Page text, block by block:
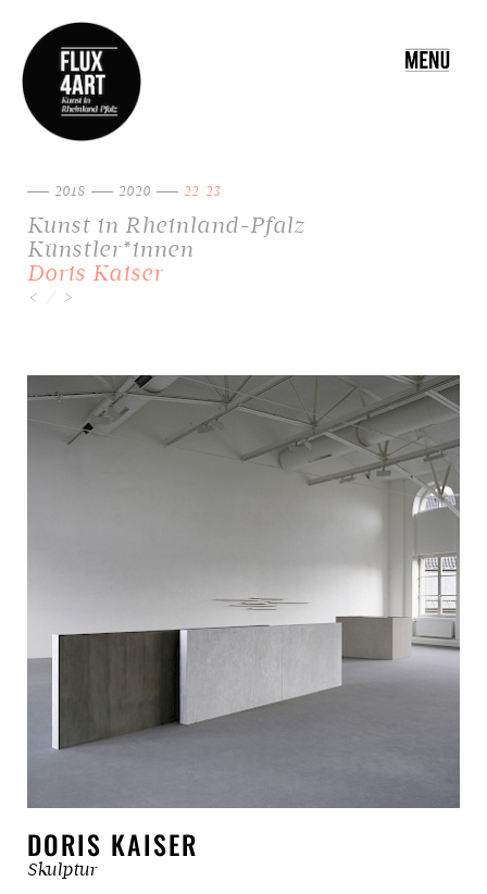
Toggle
2018 2020 22/23
Kunst in Rheinland-Pfalz
Künstler*innen
Doris Kaiser
<
>
DORIS KAISER
Skulptur